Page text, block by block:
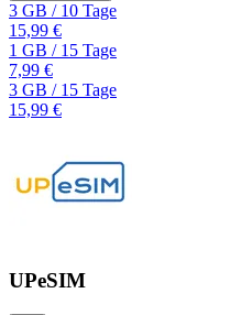
3 GB /10 Tage
15,99 €
1 GB /15 Tage
7,99 €
3 GB /15 Tage
15,99 €
UPeSIM